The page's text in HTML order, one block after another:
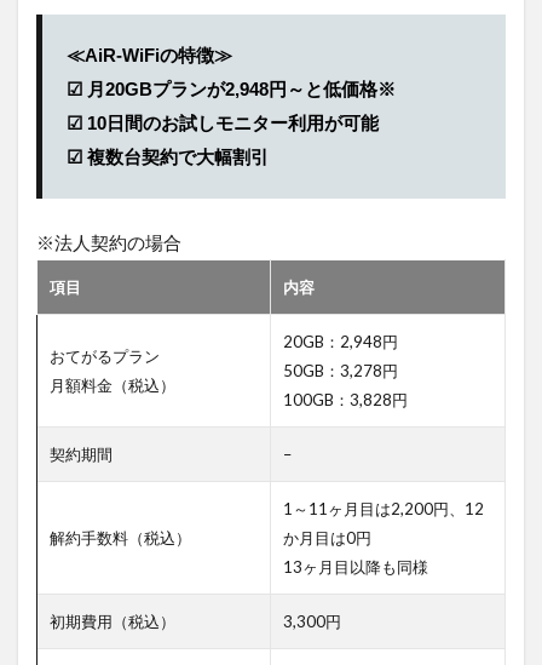
5.3.6
A.
「縛り
なしプ
ラン」
低利用
解約違
ない契
のこと
です。
ポット
利用に
おり、
事業状
化にも
柔軟に
≪AiR-WiFiの特徴≫
☑ 月20GBプランが2,948円～と低価格※
☑ 10日間のお試しモニター利用が可能
☑ 複数台契約で大幅割引
※法人契約の場合
項目 内容
おてがるプラン
月額料金（税込）
20GB：2,948円
50GB：3,278円
100GB：3,828円
契約期間 –
解約手数料（税込）
1～11ヶ月目は2,200円、12
か月目は0円
13ヶ月目以降も同様
初期費用（税込） 3,300円